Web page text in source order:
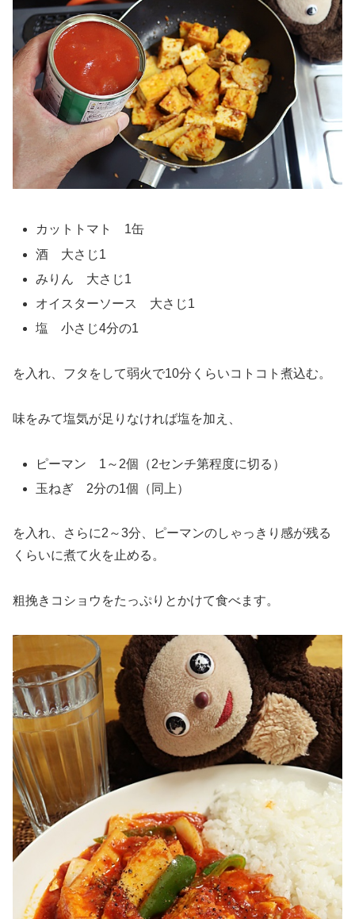
カットトマト 1缶
酒 大さじ1
みりん 大さじ1
オイスターソース 大さじ1
塩 小さじ4分の1
を入れ、フタをして弱火で10分くらいコトコト煮込む。
味をみて塩気が足りなければ塩を加え、
ピーマン 1～2個（2センチ第程度に切る）
玉ねぎ 2分の1個（同上）
を入れ、さらに2～3分、ピーマンのしゃっきり感が残る
くらいに煮て火を止める。
粗挽きコショウをたっぷりとかけて食べます。